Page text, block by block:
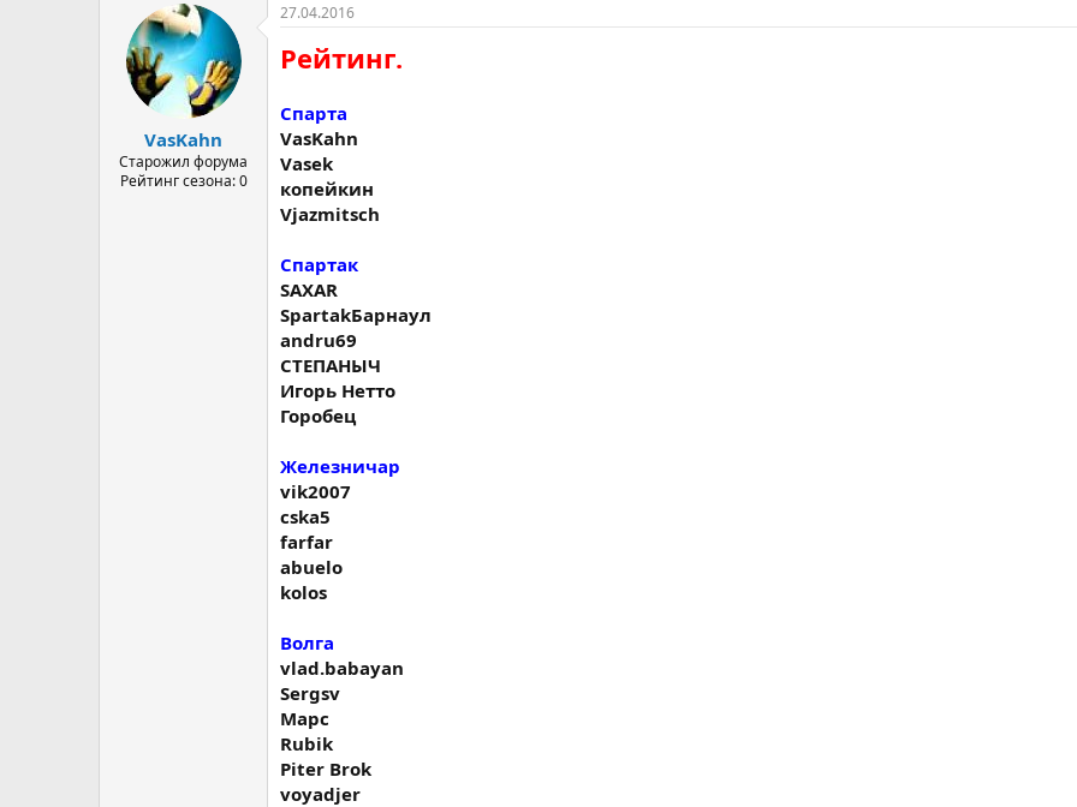
VasKahn
Старожил форума
Рейтинг сезона: 0
27.04.2016
Рейтинг.
Спарта
VasKahn
Vasek
копейкин
Vjazmitsch
Спартак
SAXAR
SpartakБарнаул
andru69
СТЕПАНЫЧ
Игорь Нетто
Горобец
Железничар
vik2007
cska5
farfar
abuelo
kolos
Волга
vlad.babayan
Sergsv
Марс
Rubik
Piter Brok
voyadjer